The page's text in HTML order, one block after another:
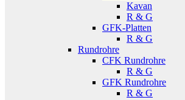
Kavan
R & G
GFK-Platten
R & G
Rundrohre
CFK Rundrohre
R & G
GFK Rundrohre
R & G